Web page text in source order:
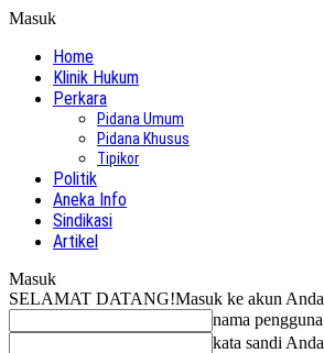
Masuk
Home
Klinik Hukum
Perkara
Pidana Umum
Pidana Khusus
Tipikor
Politik
Aneka Info
Sindikasi
Artikel
Masuk
SELAMAT DATANG!Masuk ke akun Anda
nama pengguna
kata sandi Anda